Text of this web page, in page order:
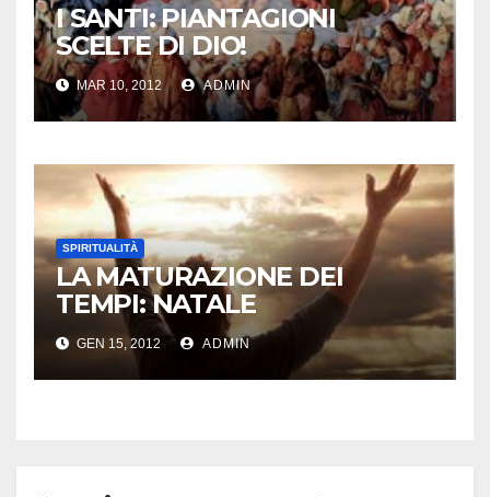
I SANTI: PIANTAGIONI
SCELTE DI DIO!
MAR 10, 2012 ADMIN
SPIRITUALITÀ
LA MATURAZIONE DEI
TEMPI: NATALE
GEN 15, 2012 ADMIN